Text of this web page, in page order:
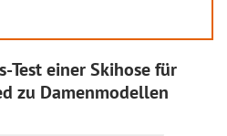
Test einer Skihose für
zu Damenmodellen